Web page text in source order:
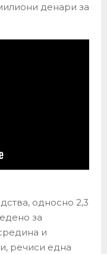
денари за
односно 2,3
за
и
речиси една